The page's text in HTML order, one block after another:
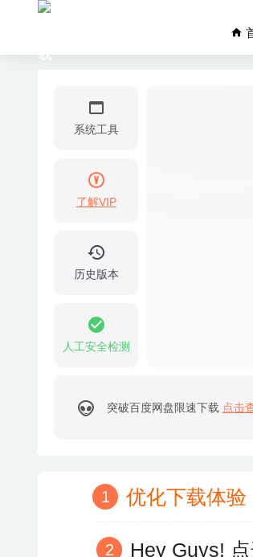
系统工具
了解VIP
历史版本
人工安全检测
突破百度网盘限速下载 点击
优化下载体
Hey Guys!